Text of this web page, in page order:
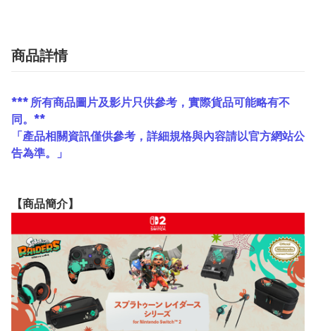
商品詳情
*** 所有商品圖片及影片只供參考，實際貨品可能略有不
同。**
「產品相關資訊僅供參考，詳細規格與內容請以官方網站公
告為準。」
【商品簡介】